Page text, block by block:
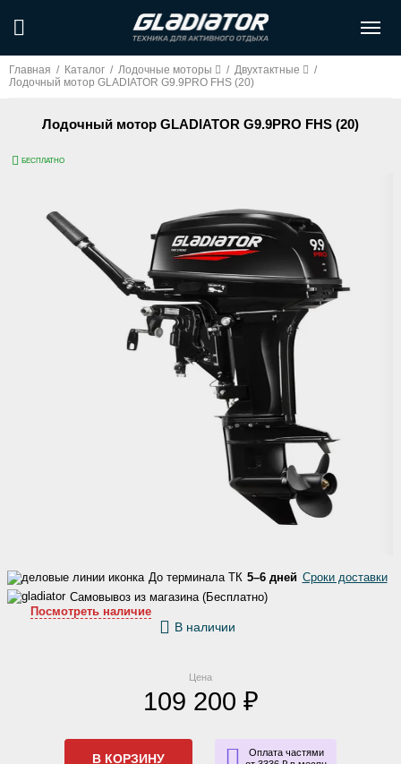
Главная / Каталог / Лодочные моторы / Двухтактные
/
Лодочный мотор GLADIATOR G9.9PRO FHS (20)
Лодочный мотор GLADIATOR G9.9PRO FHS (20)
БЕСПЛАТНО
До терминала ТК 5–6 дней Сроки доставки
Самовывоз из магазина (Бесплатно)
Посмотреть наличие
В наличии
Цена
109 200 ₽
В КОРЗИНУ
Оплата частями